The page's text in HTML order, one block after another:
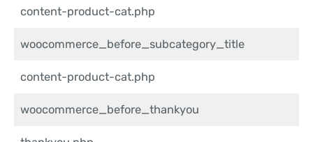
content-product-cat.php
woocommerce_before_subcategory_title
content-product-cat.php
woocommerce_before_thankyou